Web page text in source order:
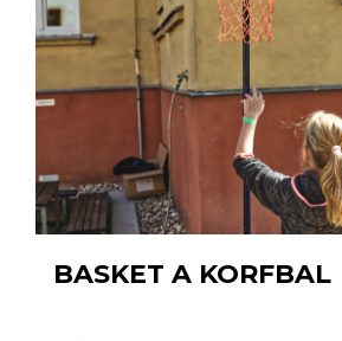
BASKET A KORFBAL